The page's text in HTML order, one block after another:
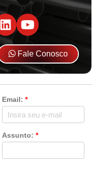
Fale Conosco
Email: *
Assunto: *